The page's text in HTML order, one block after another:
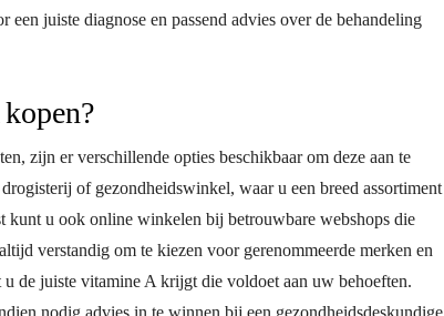
een juiste diagnose en passend advies over de behandeling
zijn er verschillende opties beschikbaar om deze aan te
of gezondheidswinkel, waar u een breed assortiment
kunt u ook online winkelen bij betrouwbare webshops die
verstandig om te kiezen voor gerenommeerde merken en
de juiste vitamine A krijgt die voldoet aan uw behoeften.
nodig advies in te winnen bij een gezondheidsdeskundige